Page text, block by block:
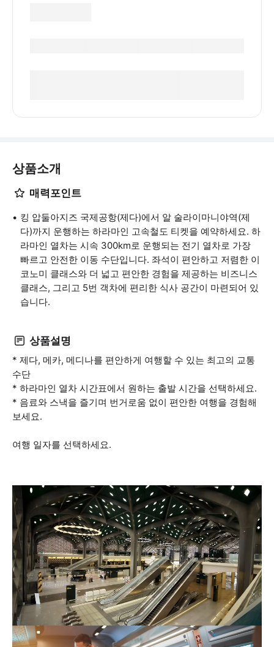
상품소개
매력포인트
킹 압둘아지즈 국제공항(제다)에서 알 술라이마니야역(제
다)까지 운행하는 하라마인 고속철도 티켓을 예약하세요. 하
라마인 열차는 시속 300km로 운행되는 전기 열차로 가장
빠르고 안전한 이동 수단입니다. 좌석이 편안하고 저렴한 이
코노미 클래스와 더 넓고 편안한 경험을 제공하는 비즈니스
클래스, 그리고 5번 객차에 편리한 식사 공간이 마련되어 있
습니다.
상품설명
* 제다, 메카, 메디나를 편안하게 여행할 수 있는 최고의 교통
수단
* 하라마인 열차 시간표에서 원하는 출발 시간을 선택하세요.
* 음료와 스낵을 즐기며 번거로움 없이 편안한 여행을 경험해
보세요.
여행 일자를 선택하세요.